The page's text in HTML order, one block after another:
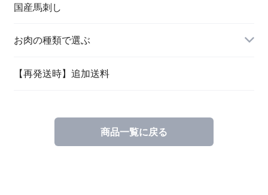
国産馬刺し
お肉の種類で選ぶ
【再発送時】追加送料
商品一覧に戻る